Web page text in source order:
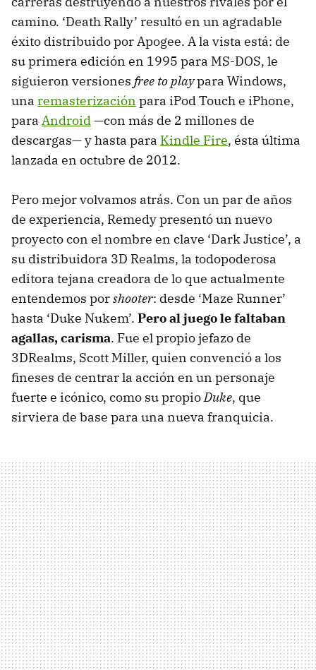
camino. ‘Death Rally’ resultó en un agradable
éxito distribuido por Apogee. A la vista está: de
su primera edición en 1995 para MS-DOS, le
siguieron versiones free to playpara Windows,
una remasterización para iPod Touch e iPhone,
para Android—con más de 2 millones de
descargas— y hasta para Kindle Fire, ésta última
lanzada en octubre de 2012.
Pero mejor volvamos atrás. Con un par de años
de experiencia, Remedy presentó un nuevo
proyecto con el nombre en clave ‘Dark Justice’, a
su distribuidora 3D Realms, la todopoderosa
editora tejana creadora de lo que actualmente
entendemos porshooter: desde ‘Maze Runner’
hasta ‘Duke Nukem’. Pero al juego le faltaban
agallas, carisma. Fue el propio jefazo de
3DRealms, Scott Miller, quien convenció a los
fineses de centrar la acción en un personaje
fuerte e icónico, como su propioDuke, que
sirviera de base para una nueva franquicia.